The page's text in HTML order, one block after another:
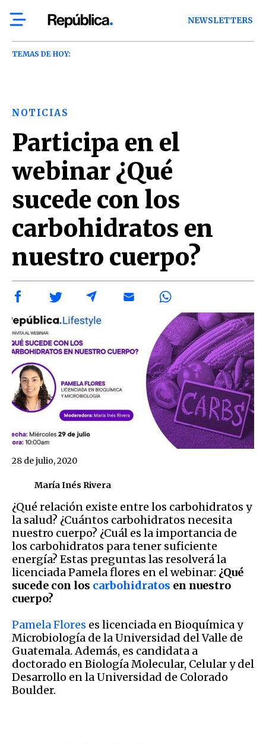
NEWSLETTERS
TEMAS DE HOY:
NOTICIAS
Participa en el
webinar ¿Qué
sucede con los
carbohidratos en
nuestro cuerpo?
María Inés Rivera
28 de julio, 2020
¿Qué relación existe entre los carbohidratos y
la salud? ¿Cuántos carbohidratos necesita
nuestro cuerpo? ¿Cuál es la importancia de
los carbohidratos para tener suficiente
energía? Estas preguntas las resolverá la
licenciada Pamela flores en el webinar: ¿Qué
sucede con los carbohidratos en nuestro
cuerpo?
Pamela Flores es licenciada en Bioquímica y
Microbiología de la Universidad del Valle de
Guatemala. Además, es candidata a
doctorado en Biología Molecular, Celular y del
Desarrollo en la Universidad de Colorado
Boulder.